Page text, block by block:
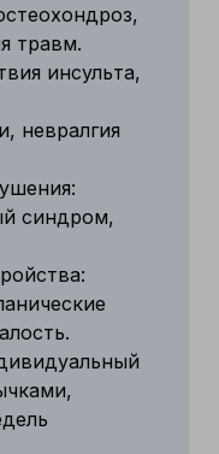
травм.
инсульта,
невралгия
синдром,